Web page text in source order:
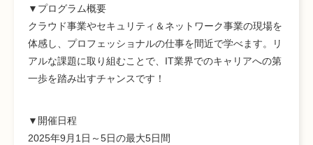
▼プログラム概要
クラウド事業やセキュリティ＆ネットワーク事業の現場を
体感し、プロフェッショナルの仕事を間近で学べます。リ
アルな課題に取り組むことで、IT業界でのキャリアへの第
一歩を踏み出すチャンスです！
▼開催日程
2025年9月1日～5日の最大5日間